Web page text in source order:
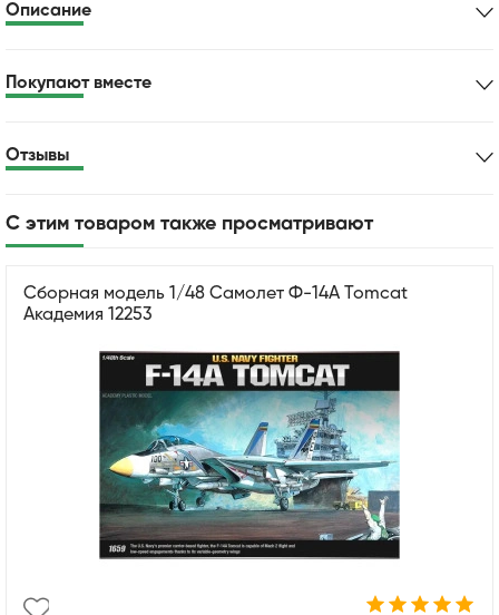
Описание
Покупают вместе
Отзывы
С этим товаром также просматривают
Сборная модель 1/48 Самолет Ф-14А Tomcat
Академия 12253